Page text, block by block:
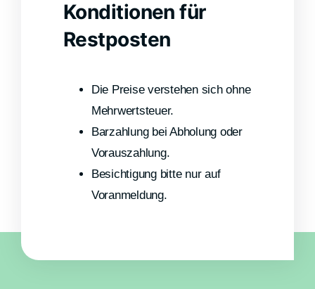
Konditionen für
Restposten
Die Preise verstehen sich ohne
Mehrwertsteuer.
Barzahlung bei Abholung oder
Vorauszahlung.
Besichtigung bitte nur auf
Voranmeldung.